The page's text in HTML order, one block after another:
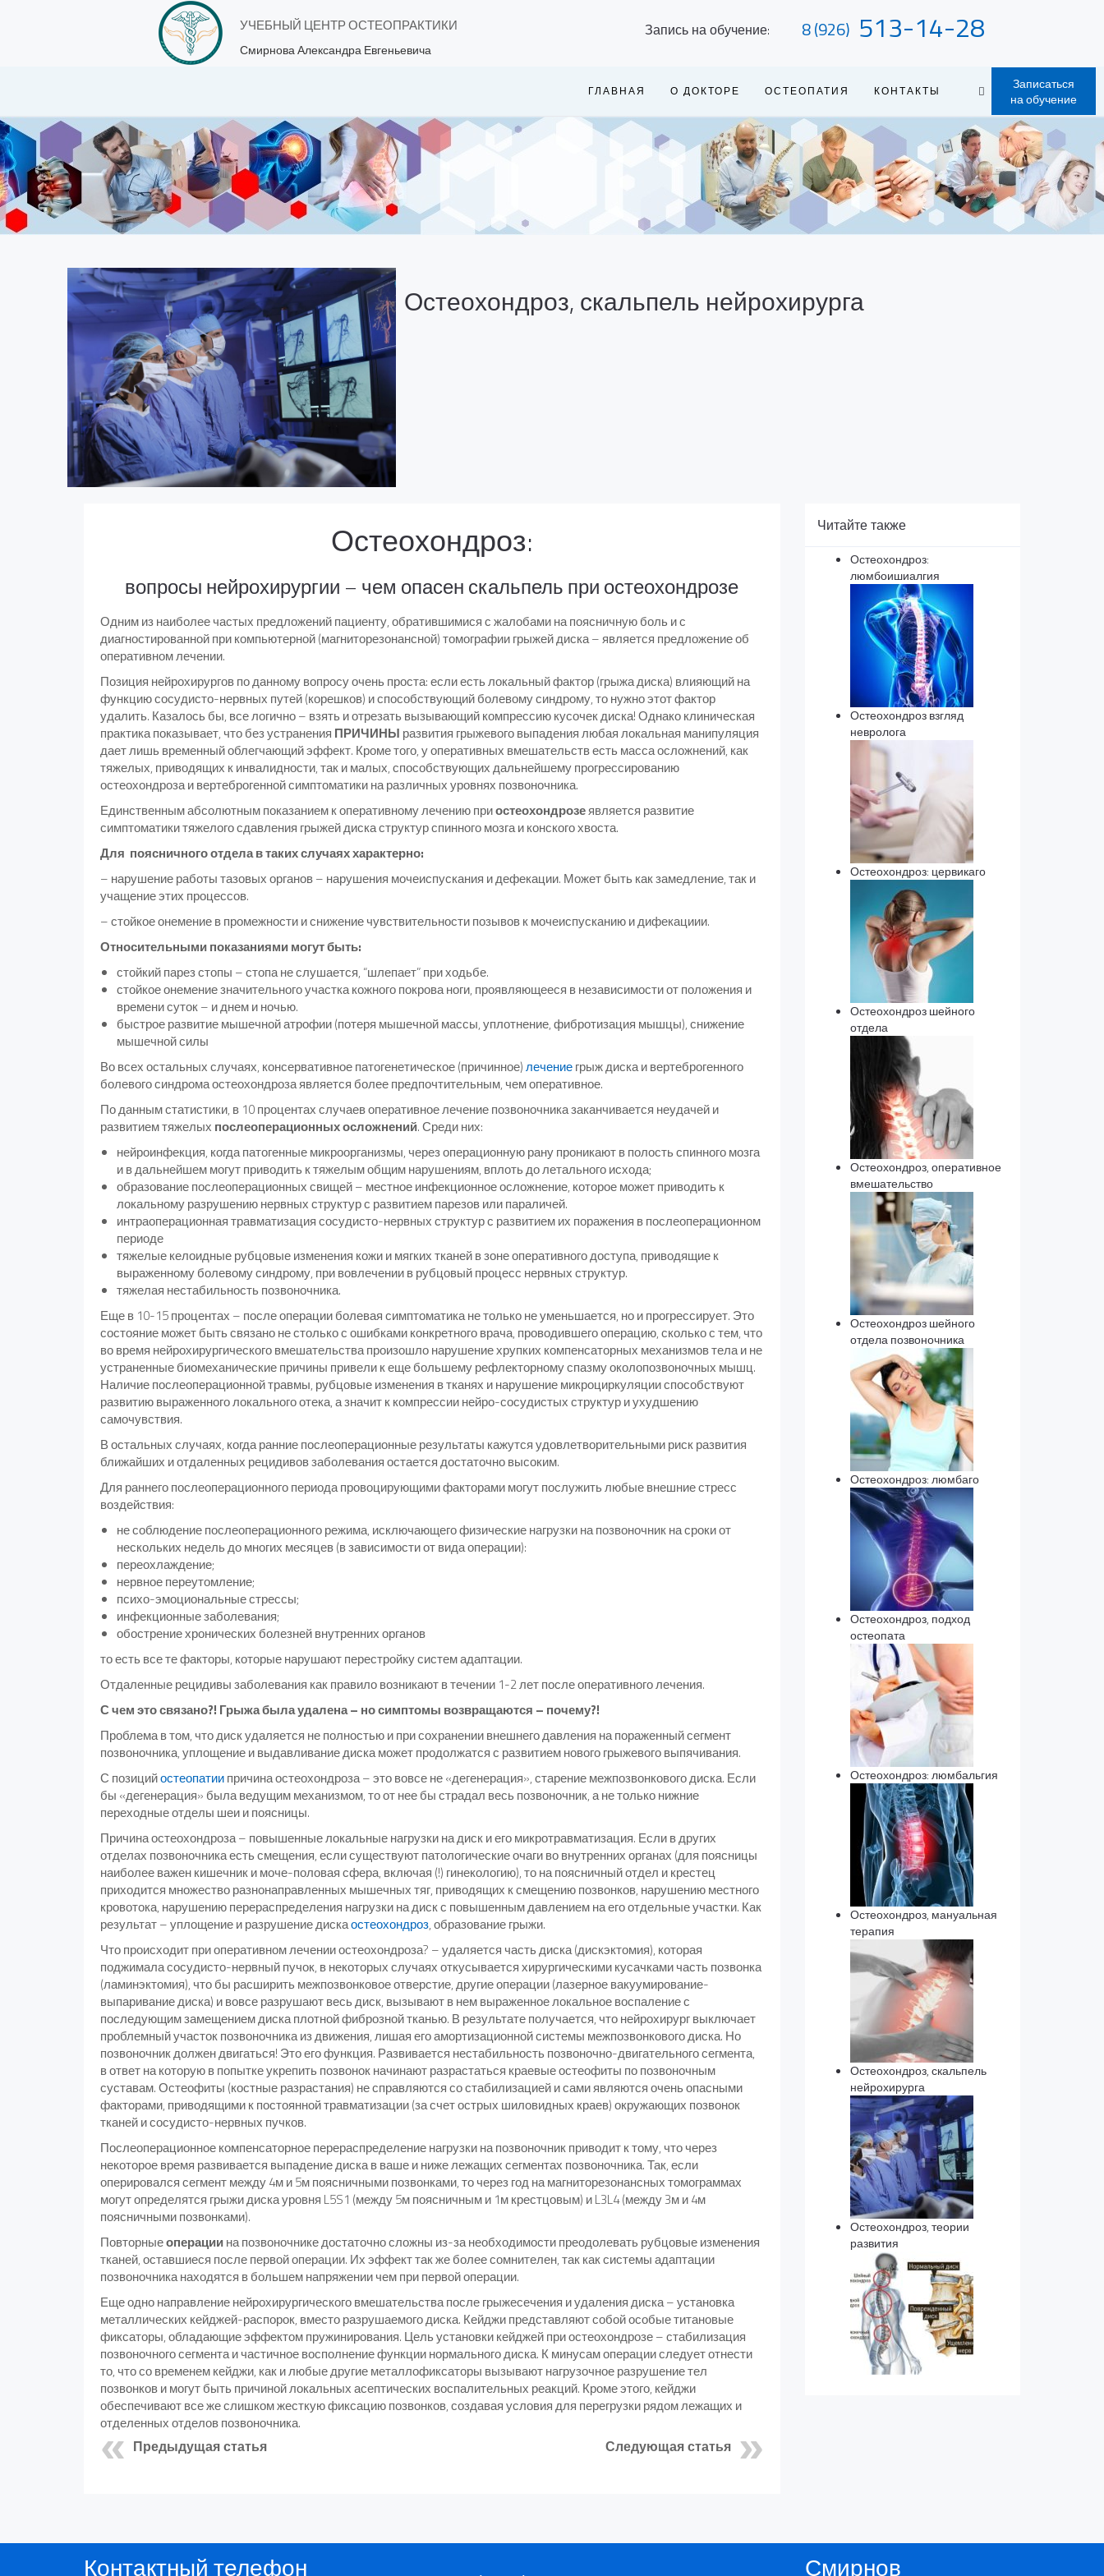
УЧЕБНЫЙ ЦЕНТР ОСТЕОПРАКТИКИ
Смирнова Александра Евгеньевича
Запись на обучение: 8 (926) 513-14-28
Записаться
на обучение
ГЛАВНАЯ О ДОКТОРЕ ОСТЕОПАТИЯ КОНТАКТЫ
Остеохондроз, скальпель нейрохирурга
Остеохондроз:
вопросы нейрохирургии – чем опасен скальпель при остеохондрозе
Одним из наиболее частых предложений пациенту, обратившимися с жалобами на поясничную боль и с
диагностированной при компьютерной (магниторезонансной) томографии грыжей диска – является предложение об
оперативном лечении.
Позиция нейрохирургов по данному вопросу очень проста: если есть локальный фактор (грыжа диска) влияющий на
функцию сосудисто-нервных путей (корешков) и способствующий болевому синдрому, то нужно этот фактор
удалить. Казалось бы, все логично – взять и отрезать вызывающий компрессию кусочек диска! Однако клиническая
практика показывает, что без устранения ПРИЧИНЫ развития грыжевого выпадения любая локальная манипуляция
дает лишь временный облегчающий эффект. Кроме того, у оперативных вмешательств есть масса осложнений, как
тяжелых, приводящих к инвалидности, так и малых, способствующих дальнейшему прогрессированию
остеохондроза и вертеброгенной симптоматики на различных уровнях позвоночника.
Единственным абсолютным показанием к оперативному лечению приостеохондрозеявляется развитие
симптоматики тяжелого сдавления грыжей диска структур спинного мозга и конского хвоста.
Для поясничного отдела в таких случаях характерно:
– нарушение работы тазовых органов – нарушения мочеиспускания и дефекации. Может быть как замедление, так и
учащение этих процессов.
– стойкое онемение в промежности и снижение чувствительности позывов к мочеиспусканию и дифекациии.
Относительными показаниями могут быть:
стойкий парез стопы – стопа не слушается, “шлепает” при ходьбе.
стойкое онемение значительного участка кожного покрова ноги, проявляющееся в независимости от положения и
времени суток – и днем и ночью.
быстрое развитие мышечной атрофии (потеря мышечной массы, уплотнение, фибротизация мышцы), снижение
мышечной силы
Во всех остальных случаях, консервативное патогенетическое (причинное)лечениегрыж диска и вертеброгенного
болевого синдрома остеохондроза является более предпочтительным, чем оперативное.
По данным статистики, в 10 процентах случаев оперативное лечение позвоночника заканчивается неудачей и
развитием тяжелых послеоперационных осложнений. Среди них:
нейроинфекция, когда патогенные микроорганизмы, через операционную рану проникают в полость спинного мозга
и в дальнейшем могут приводить к тяжелым общим нарушениям, вплоть до летального исхода;
образование послеоперационных свищей – местное инфекционное осложнение, которое может приводить к
локальному разрушению нервных структур с развитием парезов или параличей.
интраоперационная травматизация сосудисто-нервных структур с развитием их поражения в послеоперационном
периоде
тяжелые келоидные рубцовые изменения кожи и мягких тканей в зоне оперативного доступа, приводящие к
выраженному болевому синдрому, при вовлечении в рубцовый процесс нервных структур.
тяжелая нестабильность позвоночника.
Еще в 10-15 процентах – после операции болевая симптоматика не только не уменьшается, но и прогрессирует. Это
состояние может быть связано не столько с ошибками конкретного врача, проводившего операцию, сколько с тем, что
во время нейрохирургического вмешательства произошло нарушение хрупких компенсаторных механизмов тела и не
устраненные биомеханические причины привели к еще большему рефлекторному спазму околопозвоночных мышц.
Наличие послеоперационной травмы, рубцовые изменения в тканях и нарушение микроциркуляции способствуют
развитию выраженного локального отека, а значит к компрессии нейро-сосудистых структур и ухудшению
самочувствия.
В остальных случаях, когда ранние послеоперационные результаты кажутся удовлетворительными риск развития
ближайших и отдаленных рецидивов заболевания остается достаточно высоким.
Для раннего послеоперационного периода провоцирующими факторами могут послужить любые внешние стресс
воздействия:
не соблюдение послеоперационного режима, исключающего физические нагрузки на позвоночник на сроки от
нескольких недель до многих месяцев (в зависимости от вида операции):
переохлаждение;
нервное переутомление;
психо-эмоциональные стрессы;
инфекционные заболевания;
обострение хронических болезней внутренних органов
то есть все те факторы, которые нарушают перестройку систем адаптации.
Отдаленные рецидивы заболевания как правило возникают в течении 1-2 лет после оперативного лечения.
С чем это связано?! Грыжа была удалена – но симптомы возвращаются – почему?!
Проблема в том, что диск удаляется не полностью и при сохранении внешнего давления на пораженный сегмент
позвоночника, уплощение и выдавливание диска может продолжатся с развитием нового грыжевого выпячивания.
С позицийостеопатиипричина остеохондроза – это вовсе не «дегенерация», старение межпозвонкового диска. Если
бы «дегенерация» была ведущим механизмом, то от нее бы страдал весь позвоночник, а не только нижние
переходные отделы шеи и поясницы.
Причина остеохондроза – повышенные локальные нагрузки на диск и его микротравматизация. Если в других
отделах позвоночника есть смещения, если существуют патологические очаги во внутренних органах (для поясницы
наиболее важен кишечник и моче-половая сфера, включая (!) гинекологию), то на поясничный отдел и крестец
приходится множество разнонаправленных мышечных тяг, приводящих к смещению позвонков, нарушению местного
кровотока, нарушению перераспределения нагрузки на диск с повышенным давлением на его отдельные участки. Как
результат – уплощение и разрушение дискаостеохондроз, образование грыжи.
Что происходит при оперативном лечении остеохондроза? – удаляется часть диска (дискэктомия), которая
поджимала сосудисто-нервный пучок, в некоторых случаях откусывается хирургическими кусачками часть позвонка
(ламинэктомия), что бы расширить межпозвонковое отверстие, другие операции (лазерное вакуумирование-
выпаривание диска) и вовсе разрушают весь диск, вызывают в нем выраженное локальное воспаление с
последующим замещением диска плотной фиброзной тканью. В результате получается, что нейрохирург выключает
проблемный участок позвоночника из движения, лишая его амортизационной системы межпозвонкового диска. Но
позвоночник должен двигаться! Это его функция. Развивается нестабильность позвоночно-двигательного сегмента,
в ответ на которую в попытке укрепить позвонок начинают разрастаться краевые остеофиты по позвоночным
суставам. Остеофиты (костные разрастания) не справляются со стабилизацией и сами являются очень опасными
факторами, приводящими к постоянной травматизации (за счет острых шиловидных краев) окружающих позвонок
тканей и сосудисто-нервных пучков.
Послеоперационное компенсаторное перераспределение нагрузки на позвоночник приводит к тому, что через
некоторое время развивается выпадение диска в ваше и ниже лежащих сегментах позвоночника. Так, если
оперировался сегмент между 4м и 5м поясничными позвонками, то через год на магниторезонансных томограммах
могут определятся грыжи диска уровня L5S1 (между 5м поясничным и 1м крестцовым) и L3L4 (между 3м и 4м
поясничными позвонками).
Повторныеоперациина позвоночнике достаточно сложны из-за необходимости преодолевать рубцовые изменения
тканей, оставшиеся после первой операции. Их эффект так же более сомнителен, так как системы адаптации
позвоночника находятся в большем напряжении чем при первой операции.
Еще одно направление нейрохирургического вмешательства после грыжесечения и удаления диска – установка
металлических кейджей-распорок, вместо разрушаемого диска. Кейджи представляют собой особые титановые
фиксаторы, обладающие эффектом пружинирования. Цель установки кейджей при остеохондрозе – стабилизация
позвоночного сегмента и частичное восполнение функции нормального диска. К минусам операции следует отнести
то, что со временем кейджи, как и любые другие металлофиксаторы вызывают нагрузочное разрушение тел
позвонков и могут быть причиной локальных асептических воспалительных реакций. Кроме этого, кейджи
обеспечивают все же слишком жесткую фиксацию позвонков, создавая условия для перегрузки рядом лежащих и
отделенных отделов позвоночника.
Предыдущая статья Следующая статья
Читайте также
Остеохондроз:
люмбоишиалгия
Остеохондроз взгляд
невролога
Остеохондроз: цервикаго
Остеохондроз шейного
отдела
Остеохондроз, оперативное
вмешательство
Остеохондроз шейного
отдела позвоночника
Остеохондроз: люмбаго
Остеохондроз, подход
остеопата
Остеохондроз: люмбальгия
Остеохондроз, мануальная
терапия
Остеохондроз, скальпель
нейрохирурга
Остеохондроз, теории
развития
Контактный телефон Смирнов